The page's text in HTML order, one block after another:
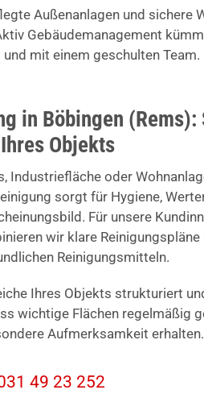
Außenanlagen und
Gebäudemanagement
mit einem geschulten Team.
in Böbingen
Objekts
Industriefläche oder
sorgt für Hygiene,
Für unsere
wir klare
Reinigungsmitteln.
Ihres Objekts strukturiert
wichtige Flächen regelmäßig
Aufmerksamkeit erhalten.
49 23 252